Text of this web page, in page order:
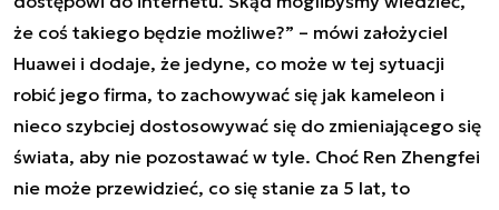
że coś takiego będzie możliwe?” – mówi założyciel
Huawei i dodaje, że jedyne, co może w tej sytuacji
robić jego firma, to zachowywać się jak kameleon i
nieco szybciej dostosowywać się do zmieniającego się
świata, aby nie pozostawać w tyle. Choć Ren Zhengfei
nie może przewidzieć, co się stanie za 5 lat, to